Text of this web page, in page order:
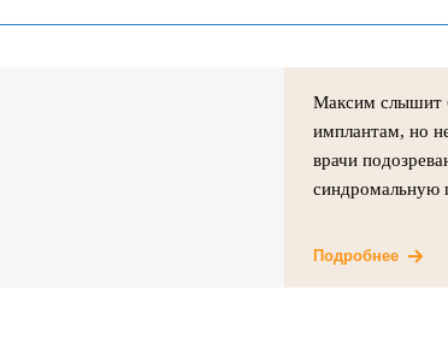
Максим слышит
имплантам, но
врачи
синдромальную
Подробнее